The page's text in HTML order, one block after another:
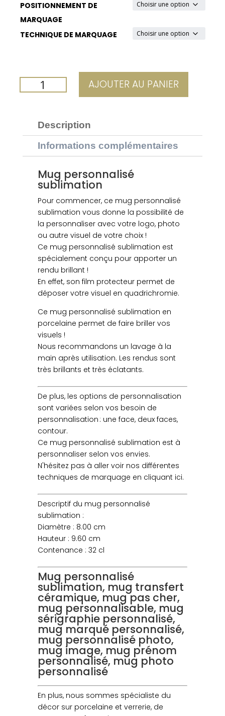
POSITIONNEMENT DE
MARQUAGE
TECHNIQUE DE MARQUAGE
QUANTITÉ
DE
POMME
AJOUTER AU PANIER
Description
Informations complémentaires
Mug personnalisé
sublimation
Pour commencer, ce mug personnalisé
sublimation vous donne la possibilité de
la personnaliser avec votre logo, photo
ou autre visuel de votre choix !
Ce mug personnalisé sublimation est
spécialement conçu pour apporter un
rendu brillant !
En effet, son film protecteur permet de
déposer votre visuel en quadrichromie.
Ce mug personnalisé sublimation en
porcelaine permet de faire briller vos
visuels !
Nous recommandons un lavage à la
main après utilisation. Les rendus sont
très brillants et très éclatants.
De plus, les options de personnalisation
sont variées selon vos besoin de
personnalisation : une face, deux faces,
contour.
Ce mug personnalisé sublimation est à
personnaliser selon vos envies.
N'hésitez pas à aller voir nos différentes
techniques de marquage en cliquant ici.
Descriptif du mug personnalisé
sublimation :
Diamètre : 8.00 cm
Hauteur : 9.60 cm
Contenance : 32 cl
Mug personnalisé
sublimation, mug transfert
céramique, mug pas cher,
mug personnalisable, mug
sérigraphie personnalisé,
mug marqué personnalisé,
mug personnalisé photo,
mug image, mug prénom
personnalisé, mug photo
personnalisé
En plus, nous sommes spécialiste du
décor sur porcelaine et verrerie, de